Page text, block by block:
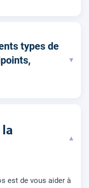
types de
▾
▾
est de vous aider à